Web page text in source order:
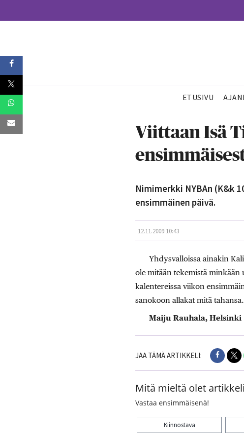
ETUSIVU
Viittaan Isä
Nimimerkki NYBAn (K&k
ensimmäinen päivä.
12.11.2009 10:43
Yhdysvalloissa ainakin
ole mitään tekemistä
kalentereissa viikon
sanokoon allakat mitä tahansa.
Maiju Rauhala, Helsinki
JAA TÄMÄ ARTIKKELI:
Mitä mieltä olet
Vastaa ensimmäisenä!
Kiinnostava